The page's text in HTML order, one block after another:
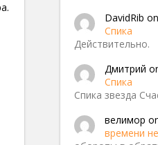
DavidRib on
Спика
Действительно.
Дмитрий
Спика
Спика звезда
велимор
времени